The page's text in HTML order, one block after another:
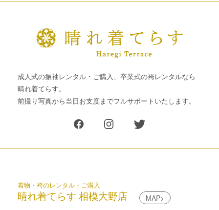
成人式の振袖レンタル・ご購入、卒業式の袴レンタルなら
晴れ着てらす。
前撮り写真から当日お支度までフルサポートいたします。
着物・袴のレンタル・ご購入
晴れ着てらす 相模大野店
MAP>